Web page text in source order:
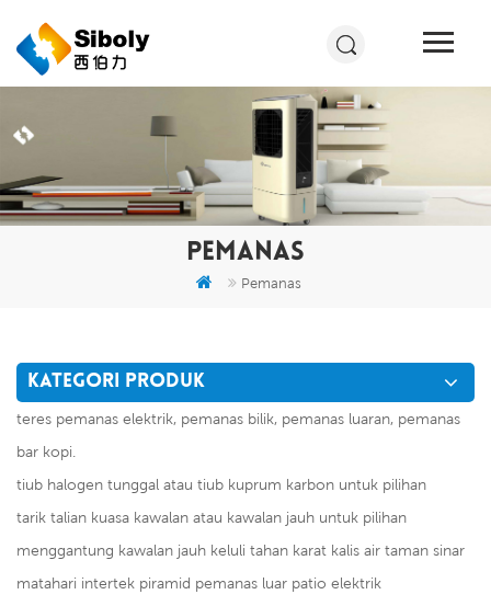
PEMANAS
Pemanas
KATEGORI PRODUK
teres pemanas elektrik, pemanas bilik, pemanas luaran, pemanas
bar kopi.
tiub halogen tunggal atau tiub kuprum karbon untuk pilihan
tarik talian kuasa kawalan atau kawalan jauh untuk pilihan
menggantung kawalan jauh keluli tahan karat kalis air taman sinar
matahari intertek piramid pemanas luar patio elektrik